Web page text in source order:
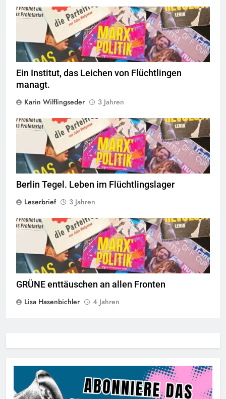
© linkswende.org,CC-BY-SA-1.0
Ein Institut, das Leichen von Flüchtlingen
managt.
Karin Wilflingseder
3 Jahren
© linkswende.org,CC-BY-SA-1.0
Berlin Tegel. Leben im Flüchtlingslager
Leserbrief
3 Jahren
© linkswende.org,CC-BY-SA-1.0
GRÜNE enttäuschen an allen Fronten
Lisa Hasenbichler
4 Jahren